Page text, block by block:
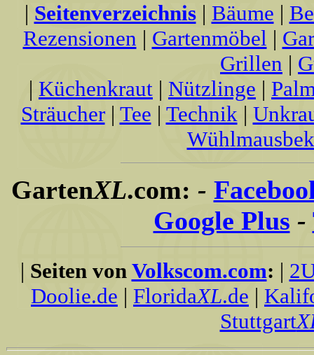
| Seitenverzeichnis| Bäume |
Rezensionen | Gartenmöbel |
Grillen |
| Küchenkraut | Nützlinge |
Sträucher| Tee | Technik|
GartenXL.com: -
Google Plus -
| Seiten von Volkscom.com: |
Doolie.de | FloridaXL.de |
Stuttgart